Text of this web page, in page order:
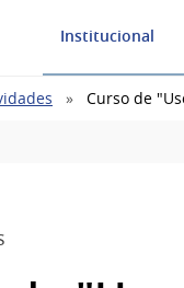
Institucional
Curso de